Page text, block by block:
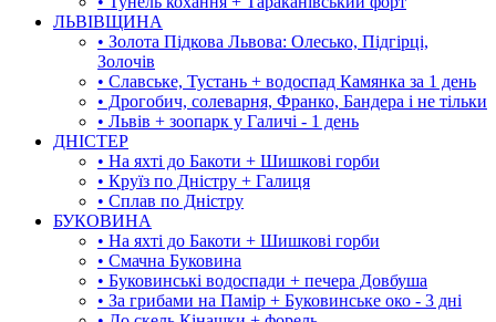
ЛЬВІВЩИНА
• Золота Підкова Львова: Олесько, Підгірці,
Золочів
• Славське, Тустань + водоспад Камянка за 1 день
• Дрогобич, солеварня, Франко, Бандера і не тільки
• Львів + зоопарк у Галичі - 1 день
ДНІСТЕР
• На яхті до Бакоти + Шишкові горби
• Круїз по Дністру + Галиця
• Сплав по Дністру
БУКОВИНА
• На яхті до Бакоти + Шишкові горби
• Смачна Буковина
• Буковинські водоспади + печера Довбуша
• За грибами на Памір + Буковинське око - 3 дні